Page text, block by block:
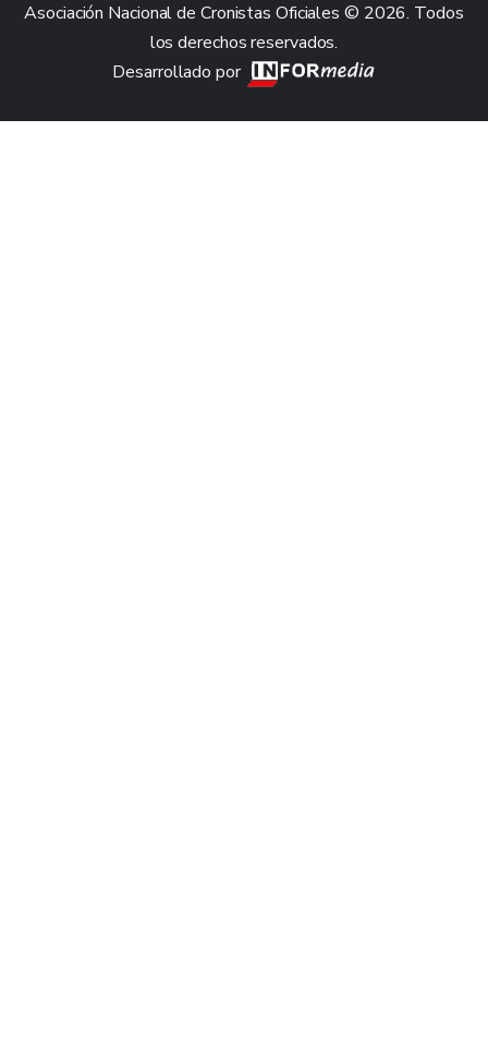
Asociación Nacional de Cronistas Oficiales © 2026. Todos
los derechos reservados.
Desarrollado por